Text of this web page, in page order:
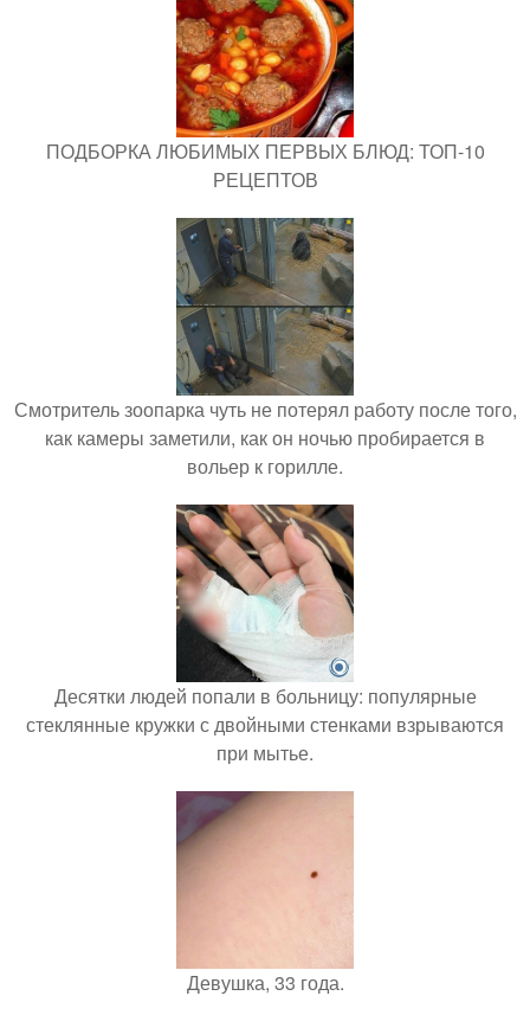
ПОДБОРКА ЛЮБИМЫХ ПЕРВЫХ БЛЮД: ТОП-10
РЕЦЕПТОВ
Смотритель зоопарка чуть не потерял работу после того,
как камеры заметили, как он ночью пробирается в
вольер к горилле.
Десятки людей попали в больницу: популярные
стеклянные кружки с двойными стенками взрываются
при мытье.
Девушка, 33 года.